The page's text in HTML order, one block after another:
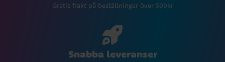
Gratis frakt på beställningar över 599kr
Snabba leveranser